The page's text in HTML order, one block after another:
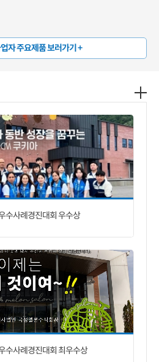
자 주요제품 보러가기 +
수사례경진대회 우수상
수사례경진대회 최우수상